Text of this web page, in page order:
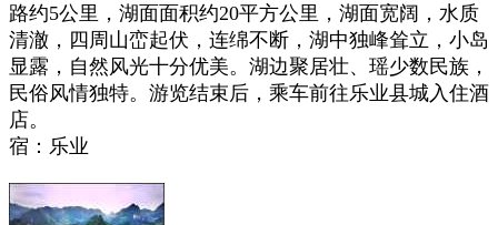
路约5公里，湖面面积约20平方公里，湖面宽阔，水质
清澈，四周山峦起伏，连绵不断，湖中独峰耸立，小岛
显露，自然风光十分优美。湖边聚居壮、瑶少数民族，
民俗风情独特。游览结束后，乘车前往乐业县城入住酒
店。
宿：乐业